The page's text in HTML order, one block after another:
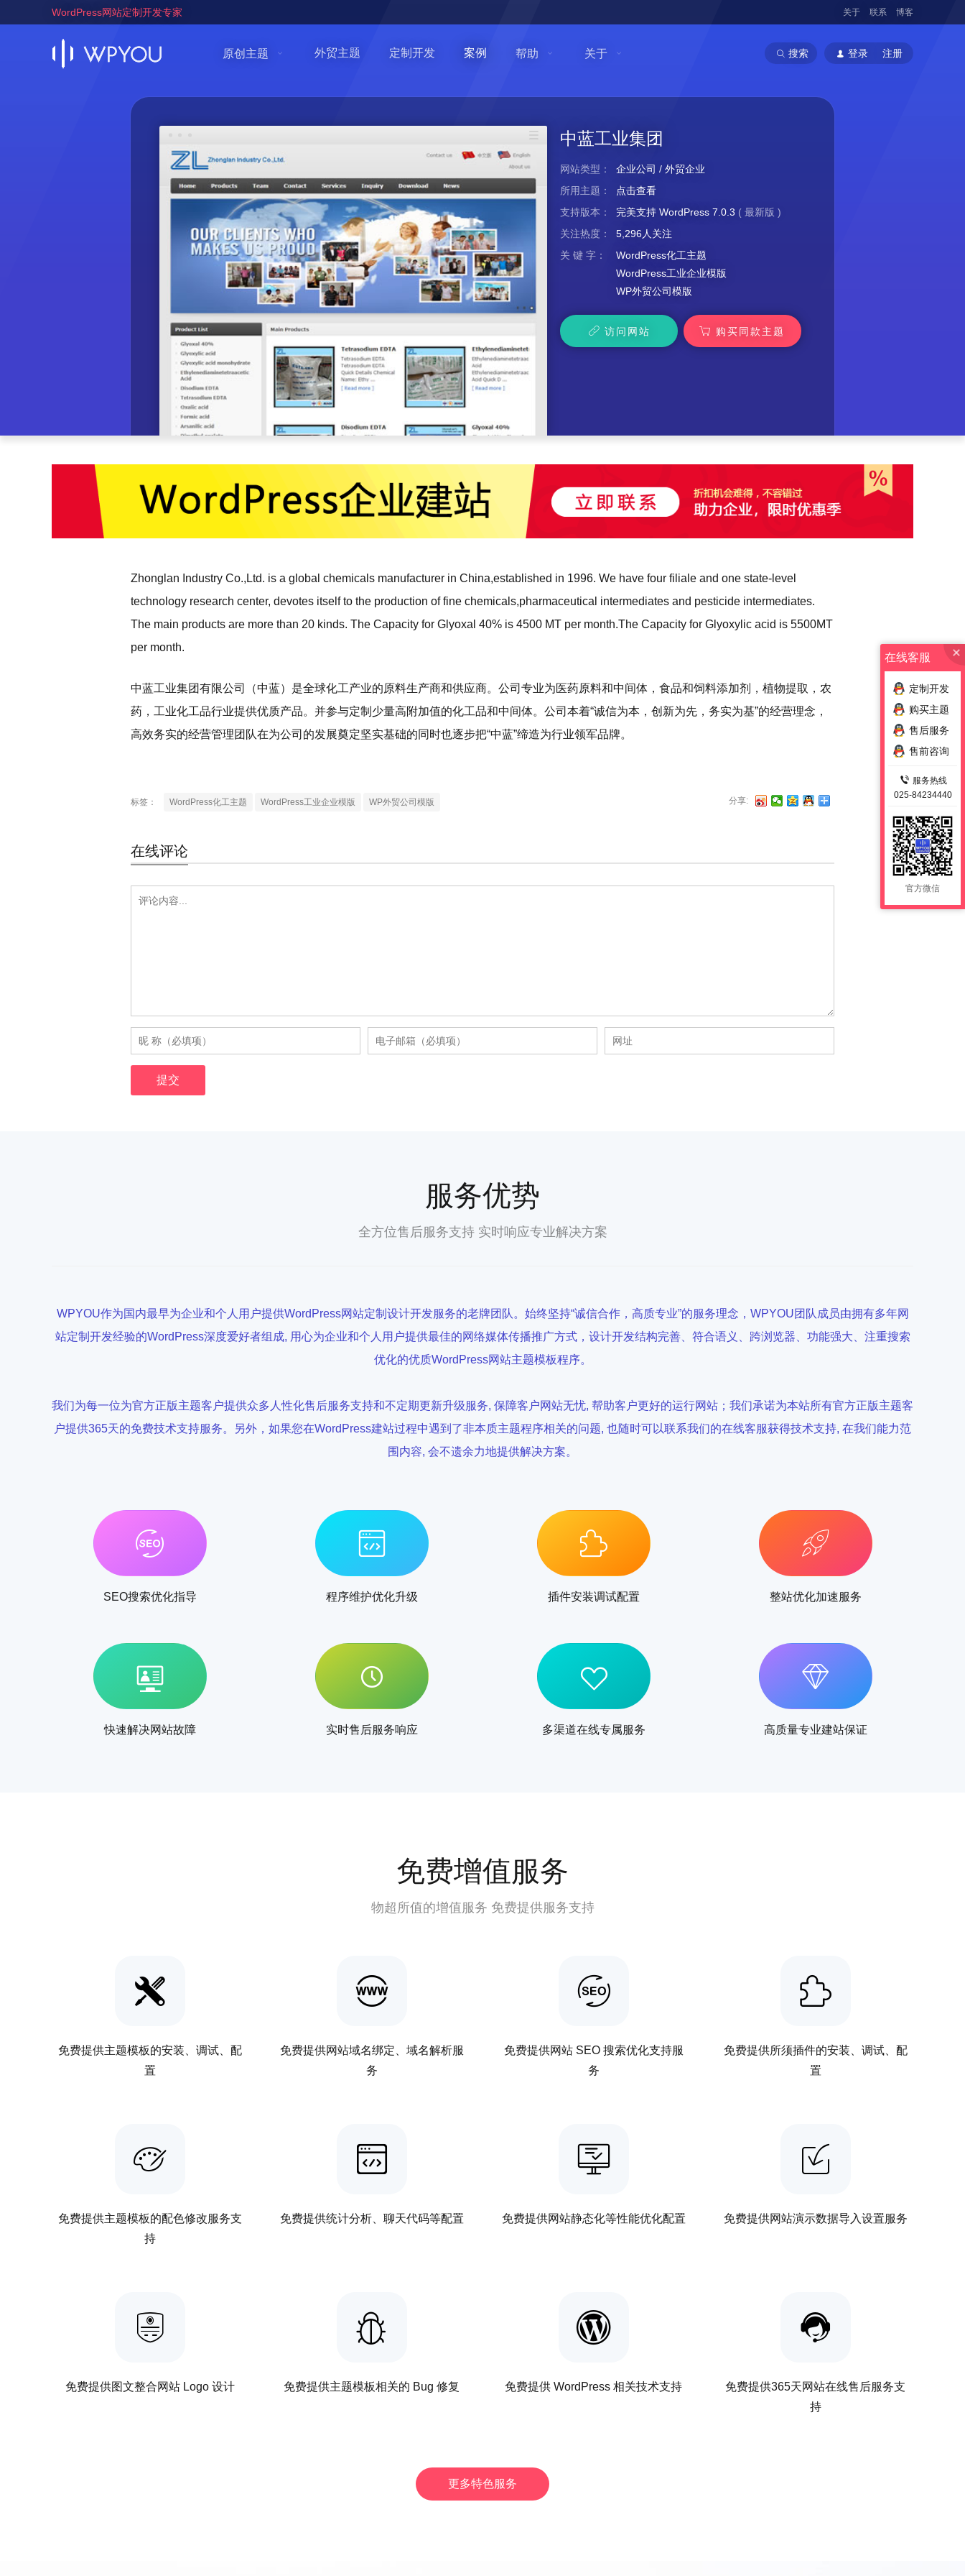
WordPress网站定制开发专家 关于 联系 博客
原创主题 外贸主题 定制开发 案例 帮助 关于 搜索 登录 注册
中蓝工业集团
网站类型： 企业公司 / 外贸企业
所用主题：
点击查看
支持版本：
完美支持 WordPress 7.0.3 ( 最新版 )
关注热度：
5,296人关注
关 键 字：
WordPress化工主题
WordPress工业企业模版
WP外贸公司模版
访问网站 购买同款主题
Zhonglan Industry Co.,Ltd. is a global chemicals manufacturer in China,established in 1996. We have four filiale and one state-level
technology research center, devotes itself to the production of fine chemicals,pharmaceutical intermediates and pesticide intermediates.
The main products are more than 20 kinds. The Capacity for Glyoxal 40% is 4500 MT per month.The Capacity for Glyoxylic acid is 5500MT
per month.
中蓝工业集团有限公司（中蓝）是全球化工产业的原料生产商和供应商。公司专业为医药原料和中间体，食品和饲料添加剂，植物提取，农
药，工业化工品行业提供优质产品。并参与定制少量高附加值的化工品和中间体。公司本着“诚信为本，创新为先，务实为基”的经营理念，
高效务实的经营管理团队在为公司的发展奠定坚实基础的同时也逐步把“中蓝”缔造为行业领军品牌。
标签： WordPress化工主题 WordPress工业企业模版 WP外贸公司模版 分享:
在线评论
服务优势
全方位售后服务支持 实时响应专业解决方案
WPYOU作为国内最早为企业和个人用户提供WordPress网站定制设计开发服务的老牌团队。始终坚持“诚信合作，高质专业”的服务理念，WPYOU团队成员由拥有多年网
站定制开发经验的WordPress深度爱好者组成, 用心为企业和个人用户提供最佳的网络媒体传播推广方式，设计开发结构完善、符合语义、跨浏览器、功能强大、注重搜索
优化的优质WordPress网站主题模板程序。
我们为每一位为官方正版主题客户提供众多人性化售后服务支持和不定期更新升级服务, 保障客户网站无忧, 帮助客户更好的运行网站；我们承诺为本站所有官方正版主题客
户提供365天的免费技术支持服务。另外，如果您在WordPress建站过程中遇到了非本质主题程序相关的问题, 也随时可以联系我们的在线客服获得技术支持, 在我们能力范
围内容, 会不遗余力地提供解决方案。
SEO搜索优化指导 程序维护优化升级 插件安装调试配置 整站优化加速服务
快速解决网站故障 实时售后服务响应 多渠道在线专属服务 高质量专业建站保证
免费增值服务
物超所值的增值服务 免费提供服务支持
免费提供主题模板的安装、调试、配
置
免费提供网站域名绑定、域名解析服
务
免费提供网站 SEO 搜索优化支持服
务
免费提供所须插件的安装、调试、配
置
免费提供主题模板的配色修改服务支
持
免费提供统计分析、聊天代码等配置 免费提供网站静态化等性能优化配置 免费提供网站演示数据导入设置服务
免费提供图文整合网站 Logo 设计 免费提供主题模板相关的 Bug 修复 免费提供 WordPress 相关技术支持
免费提供365天网站在线售后服务支
持
更多特色服务
在线客服
定制开发
购买主题
售后服务
售前咨询
服务热线
025-84234440
官方微信